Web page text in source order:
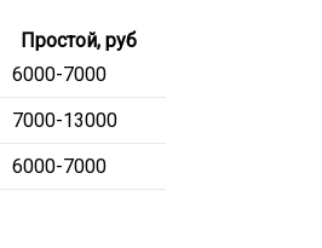
Простой, руб
6000-7000
7000-13000
6000-7000